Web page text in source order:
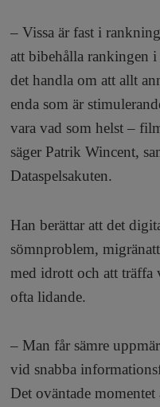
– Vissa är fast i
att bibehålla rankingen
det handla om att allt
enda som är
vara vad som helst –
säger Patrik Wincent,
Dataspelsakuten.
Han berättar att det
sömnproblem,
med idrott och att träffa
ofta lidande.
– Man får sämre
vid snabba
Det oväntade